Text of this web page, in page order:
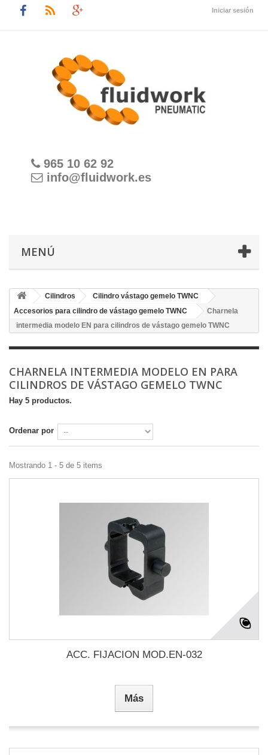
Iniciar sesión
965 10 62 92
info@fluidwork.es
MENÚ
Cilindros
Cilindro vástago gemelo TWNC
Accesorios para cilindro de vástago gemelo TWNC
Charnela
intermedia modelo EN para cilindros de vástago gemelo TWNC
CHARNELA INTERMEDIA MODELO EN PARA
CILINDROS DE VÁSTAGO GEMELO TWNC
Hay 5 productos.
Ordenar por
Mostrando 1 - 5 de 5 items
ACC. FIJACION MOD.EN-032
Más